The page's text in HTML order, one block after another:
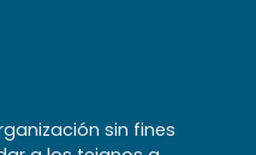
sin fines